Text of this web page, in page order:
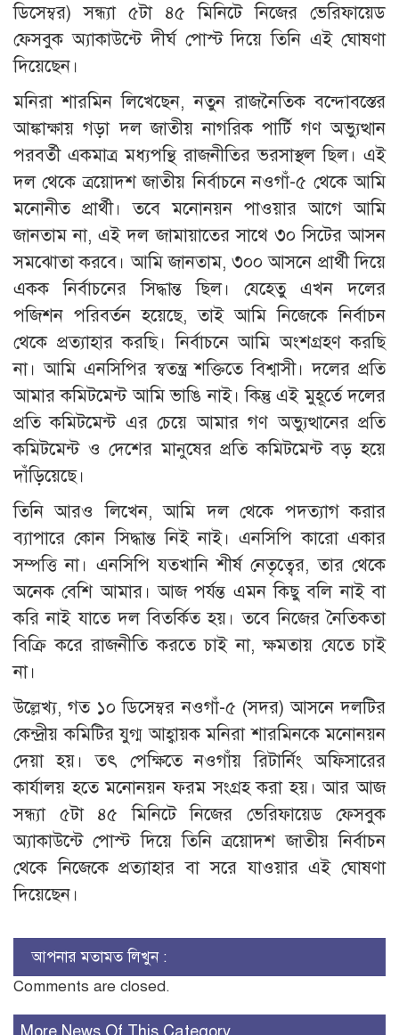
ডিসেম্বর) সন্ধ্যা ৫টা ৪৫ মিনিটে নিজের ভেরিফায়েড
ফেসবুক অ্যাকাউন্টে দীর্ঘ পোস্ট দিয়ে তিনি এই ঘোষণা
দিয়েছেন।
মনিরা শারমিন লিখেছেন, নতুন রাজনৈতিক বন্দোবস্তের
আঙ্কাক্ষায় গড়া দল জাতীয় নাগরিক পার্টি গণ অভ্যুত্থান
পরবর্তী একমাত্র মধ্যপন্থি রাজনীতির ভরসাস্থল ছিল। এই
দল থেকে ত্রয়োদশ জাতীয় নির্বাচনে নওগাঁ-৫ থেকে আমি
মনোনীত প্রার্থী। তবে মনোনয়ন পাওয়ার আগে আমি
জানতাম না, এই দল জামায়াতের সাথে ৩০ সিটের আসন
সমঝোতা করবে। আমি জানতাম, ৩০০ আসনে প্রার্থী দিয়ে
একক নির্বাচনের সিদ্ধান্ত ছিল। যেহেতু এখন দলের
পজিশন পরিবর্তন হয়েছে, তাই আমি নিজেকে নির্বাচন
থেকে প্রত্যাহার করছি। নির্বাচনে আমি অংশগ্রহণ করছি
না। আমি এনসিপির স্বতন্ত্র শক্তিতে বিশ্বাসী। দলের প্রতি
আমার কমিটমেন্ট আমি ভাঙি নাই। কিন্তু এই মুহূর্তে দলের
প্রতি কমিটমেন্ট এর চেয়ে আমার গণ অভ্যুত্থানের প্রতি
কমিটমেন্ট ও দেশের মানুষের প্রতি কমিটমেন্ট বড় হয়ে
দাঁড়িয়েছে।
তিনি আরও লিখেন, আমি দল থেকে পদত্যাগ করার
ব্যাপারে কোন সিদ্ধান্ত নিই নাই। এনসিপি কারো একার
সম্পত্তি না। এনসিপি যতখানি শীর্ষ নেতৃত্বের, তার থেকে
অনেক বেশি আমার। আজ পর্যন্ত এমন কিছু বলি নাই বা
করি নাই যাতে দল বিতর্কিত হয়। তবে নিজের নৈতিকতা
বিক্রি করে রাজনীতি করতে চাই না, ক্ষমতায় যেতে চাই
না।
উল্লেখ্য, গত ১০ ডিসেম্বর নওগাঁ-৫ (সদর) আসনে দলটির
কেন্দ্রীয় কমিটির যুগ্ম আহ্বায়ক মনিরা শারমিনকে মনোনয়ন
দেয়া হয়। তৎ পেক্ষিতে নওগাঁয় রিটার্নিং অফিসারের
কার্যালয় হতে মনোনয়ন ফরম সংগ্রহ করা হয়। আর আজ
সন্ধ্যা ৫টা ৪৫ মিনিটে নিজের ভেরিফায়েড ফেসবুক
অ্যাকাউন্টে পোস্ট দিয়ে তিনি ত্রয়োদশ জাতীয় নির্বাচন
থেকে নিজেকে প্রত্যাহার বা সরে যাওয়ার এই ঘোষণা
দিয়েছেন।
আপনার মতামত লিখুন :
Comments are closed.